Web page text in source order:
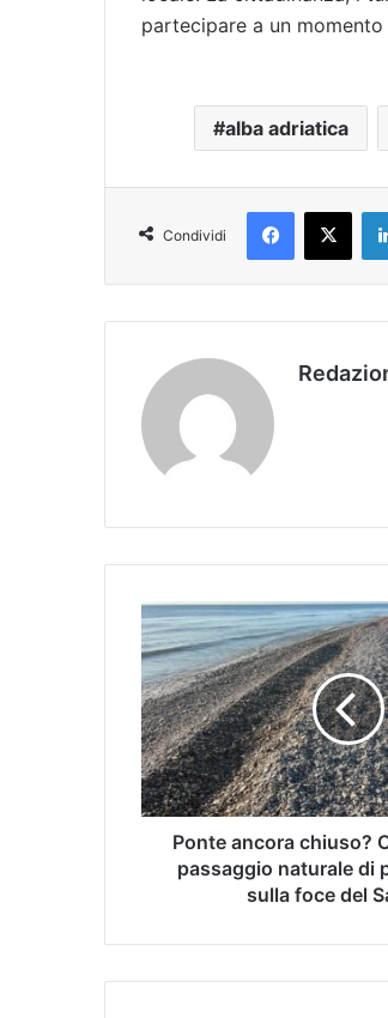
partecipare a un
alba adriatica
Condividi
Ponte ancora chiuso?
passaggio naturale di
sulla foce del